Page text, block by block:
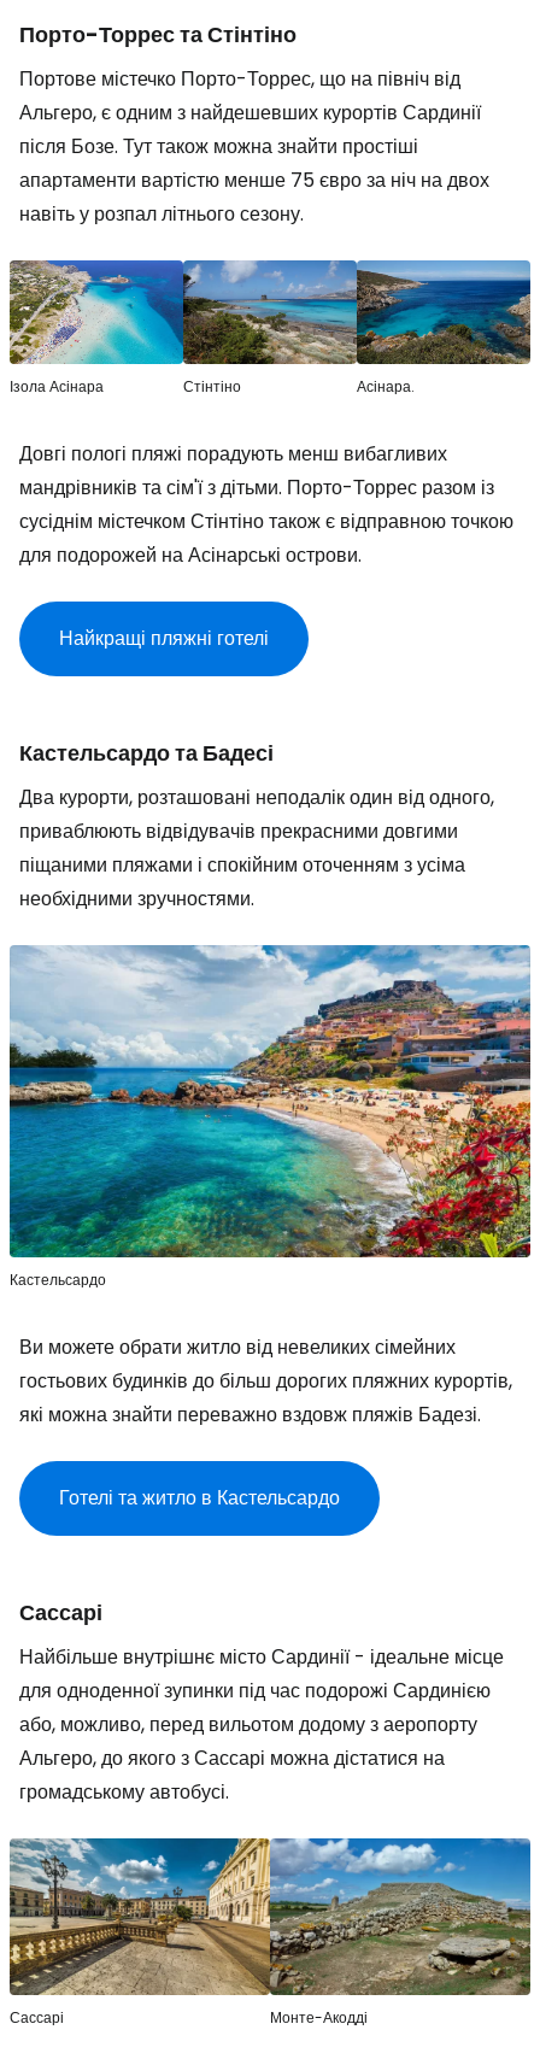
Порто-Торрес та Стінтіно
Портове містечко Порто-Торрес, що на північ від
Альгеро, є одним з найдешевших курортів Сардинії
після Бозе. Тут також можна знайти простіші
апартаменти вартістю менше 75 євро за ніч на двох
навіть у розпал літнього сезону.
Ізола Асінара Стінтіно Асінара.
Довгі пологі пляжі порадують менш вибагливих
мандрівників та сім'ї з дітьми. Порто-Торрес разом із
сусіднім містечком Стінтіно також є відправною точкою
для подорожей на Асінарські острови.
Найкращі пляжні готелі
Кастельсардо та Бадесі
Два курорти, розташовані неподалік один від одного,
приваблюють відвідувачів прекрасними довгими
піщаними пляжами і спокійним оточенням з усіма
необхідними зручностями.
Кастельсардо
Ви можете обрати житло від невеликих сімейних
гостьових будинків до більш дорогих пляжних курортів,
які можна знайти переважно вздовж пляжів Бадезі.
Готелі та житло в Кастельсардо
Сассарі
Найбільше внутрішнє місто Сардинії - ідеальне місце
для одноденної зупинки під час подорожі Сардинією
або, можливо, перед вильотом додому з аеропорту
Альгеро, до якого з Сассарі можна дістатися на
громадському автобусі.
Сассарі Монте-Акодді